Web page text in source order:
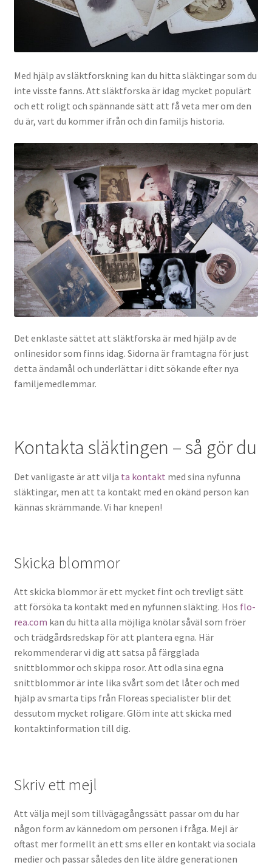
Med hjälp av släktforskning kan du hitta släktingar som du
inte visste fanns. Att släktforska är idag mycket populärt
och ett roligt och spännande sätt att få veta mer om den
du är, vart du kommer ifrån och din familjs historia.
Det enklaste sättet att släktforska är med hjälp av de
onlinesidor som finns idag. Sidorna är framtagna för just
detta ändamål och underlättar i ditt sökande efter nya
familjemedlemmar.
Kontakta släktingen – så gör du
Det vanligaste är att vilja ta kontakt med sina nyfunna
släktingar, men att ta kontakt med en okänd person kan
kännas skrämmande. Vi har knepen!
Skicka blommor
Att skicka blommor är ett mycket fint och trevligt sätt
att försöka ta kontakt med en nyfunnen släkting. Hos flo-
rea.com kan du hitta alla möjliga knölar såväl som fröer
och trädgårdsredskap för att plantera egna. Här
rekommenderar vi dig att satsa på färgglada
snittblommor och skippa rosor. Att odla sina egna
snittblommor är inte lika svårt som det låter och med
hjälp av smarta tips från Floreas specialister blir det
dessutom mycket roligare. Glöm inte att skicka med
kontaktinformation till dig.
Skriv ett mejl
Att välja mejl som tillvägagångssätt passar om du har
någon form av kännedom om personen i fråga. Mejl är
oftast mer formellt än ett sms eller en kontakt via sociala
medier och passar således den lite äldre generationen